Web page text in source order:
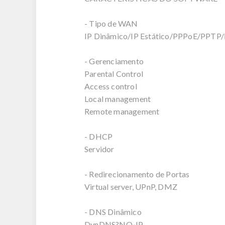
- Tipo de WAN
IP Dinâmico/IP Estático/PPPoE/
- Gerenciamento
Parental Control
Access control
Local management
Remote management
- DHCP
Servidor
- Redirecionamento de Portas
Virtual server, UPnP, DMZ
- DNS Dinâmico